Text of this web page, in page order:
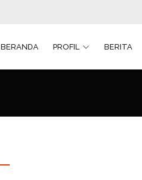
BERANDA PROFIL BERITA